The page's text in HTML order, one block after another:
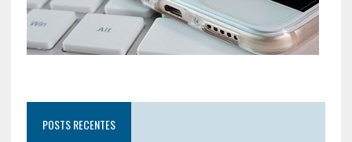
POSTS RECENTES